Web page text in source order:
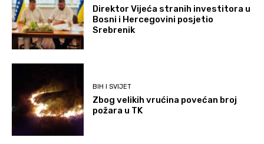
Direktor Vijeća stranih investitora u
Bosni i Hercegovini posjetio
Srebrenik
BIH I SVIJET
Zbog velikih vrućina povećan broj
požara u TK